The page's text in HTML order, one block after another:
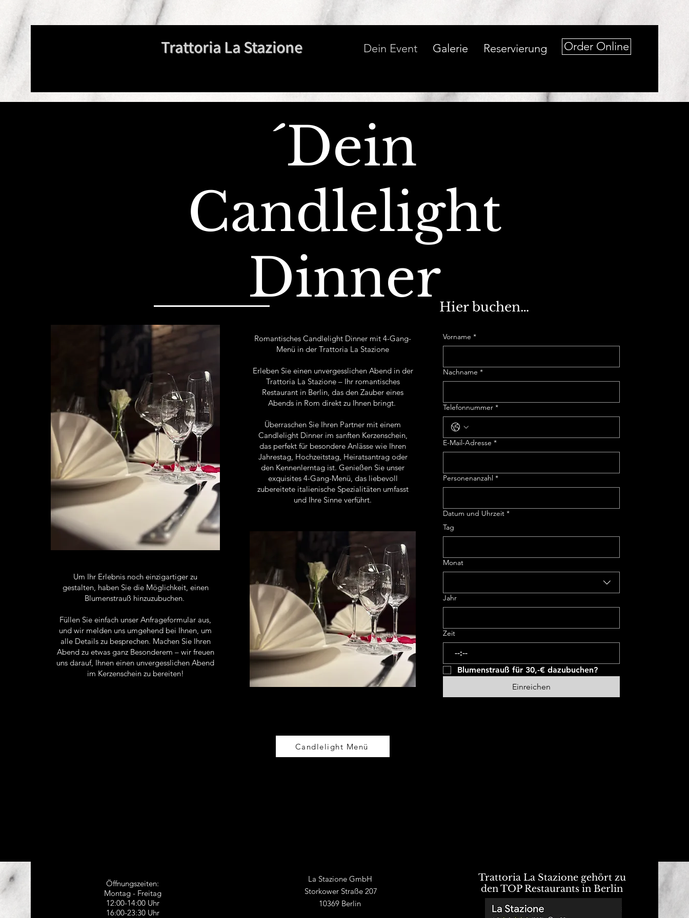
Dein Event Galerie Reservierung Order Online
Trattoria La Stazione
´Dein
Candlelight
DinnerHier buchen…
Um Ihr Erlebnis noch einzigartiger zu
gestalten, haben Sie die Möglichkeit, einen
Blumenstrauß hinzuzubuchen.
Füllen Sie einfach unser Anfrageformular aus,
und wir melden uns umgehend bei Ihnen, um
alle Details zu besprechen. Machen Sie Ihren
Abend zu etwas ganz Besonderem – wir freuen
uns darauf, Ihnen einen unvergesslichen Abend
im Kerzenschein zu bereiten!
Romantisches Candlelight Dinner mit 4-Gang-
Menü in der Trattoria La Stazione
Erleben Sie einen unvergesslichen Abend in der
Trattoria La Stazione – Ihr romantisches
Restaurant in Berlin, das den Zauber eines
Abends in Rom direkt zu Ihnen bringt.
Überraschen Sie Ihren Partner mit einem
Candlelight Dinner im sanften Kerzenschein,
das perfekt für besondere Anlässe wie Ihren
Jahrestag, Hochzeitstag, Heiratsantrag oder
den Kennenlerntag ist. Genießen Sie unser
exquisites 4-Gang-Menü, das liebevoll
zubereitete italienische Spezialitäten umfasst
und Ihre Sinne verführt.
Vorname *
Nachname *
Telefonnummer *
E-Mail-Adresse *
Personenanzahl *
Datum und Uhrzeit *
Tag
Monat
Jahr
Zeit
:
Blumenstrauß für 30,-€ dazubuchen?
Einreichen
Candlelight Menü
Öffnungszeiten:
Montag - Freitag
12:00-14:00 Uhr
16:00-23:30 Uhr​
La Stazione GmbH
Storkower Straße 207
10369 Berlin
Trattoria La Stazione gehört zu
den TOP Restaurants in Berlin